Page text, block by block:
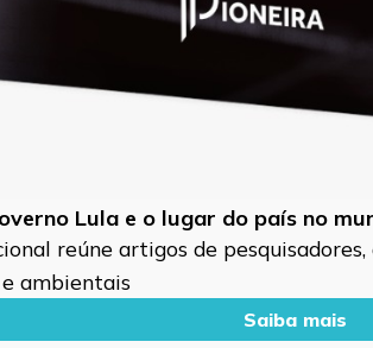
Lula e o lugar do país no
reúne artigos de
ambientais
Saiba mais